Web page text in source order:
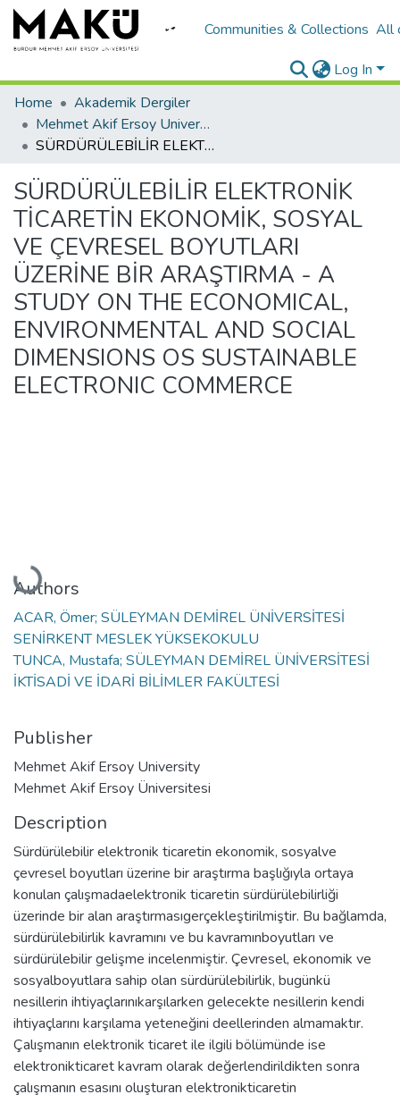
Communities & Collections All
Log In
Home
Akademik Dergiler
Mehmet Akif Ersoy University Journal of Social Sciences Institute
SÜRDÜRÜLEBİLİR ELEKTRONİK TİCARETİN EKONOMİK, SOSYAL VE ÇEVRESEL BOYUTLARI ÜZERİNE BİR ARAŞTIRMA - A STUDY ON THE ECONOMICAL, ENVIRONMENTAL AND SOCIAL DIMENSIONS OS SUSTAINABLE ELECTRONIC COMMERCE
SÜRDÜRÜLEBİLİR ELEKTRONİK
TİCARETİN EKONOMİK, SOSYAL
VE ÇEVRESEL BOYUTLARI
ÜZERİNE BİR ARAŞTIRMA - A
STUDY ON THE ECONOMICAL,
ENVIRONMENTAL AND SOCIAL
DIMENSIONS OS SUSTAINABLE
ELECTRONIC COMMERCE
Loading...
Authors
ACAR, Ömer; SÜLEYMAN DEMİREL ÜNİVERSİTESİ
SENİRKENT MESLEK YÜKSEKOKULU
TUNCA, Mustafa; SÜLEYMAN DEMİREL ÜNİVERSİTESİ
İKTİSADİ VE İDARİ BİLİMLER FAKÜLTESİ
Publisher
Mehmet Akif Ersoy University
Mehmet Akif Ersoy Üniversitesi
Description
Sürdürülebilir elektronik ticaretin ekonomik, sosyalve
çevresel boyutları üzerine bir araştırma başlığıyla ortaya
konulan çalışmadaelektronik ticaretin sürdürülebilirliği
üzerinde bir alan araştırmasıgerçekleştirilmiştir. Bu bağlamda,
sürdürülebilirlik kavramını ve bu kavramınboyutları ve
sürdürülebilir gelişme incelenmiştir. Çevresel, ekonomik ve
sosyalboyutlara sahip olan sürdürülebilirlik, bugünkü
nesillerin ihtiyaçlarınıkarşılarken gelecekte nesillerin kendi
ihtiyaçlarını karşılama yeteneğini deellerinden almamaktır.
Çalışmanın elektronik ticaret ile ilgili bölümünde ise
elektronikticaret kavram olarak değerlendirildikten sonra
çalışmanın esasını oluşturan elektronikticaretin